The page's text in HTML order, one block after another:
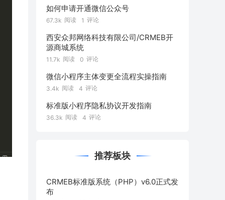
如何申请开通微信公众号
67.3k 阅读 1 评论
西安众邦网络科技有限公司/CRMEB开
源商城系统
11.7k 阅读 0 评论
微信小程序主体变更全流程实操指南
3.4k 阅读 4 评论
标准版小程序隐私协议开发指南
36.3k 阅读 4 评论
推荐板块
CRMEB标准版系统（PHP）v6.0正式发
布